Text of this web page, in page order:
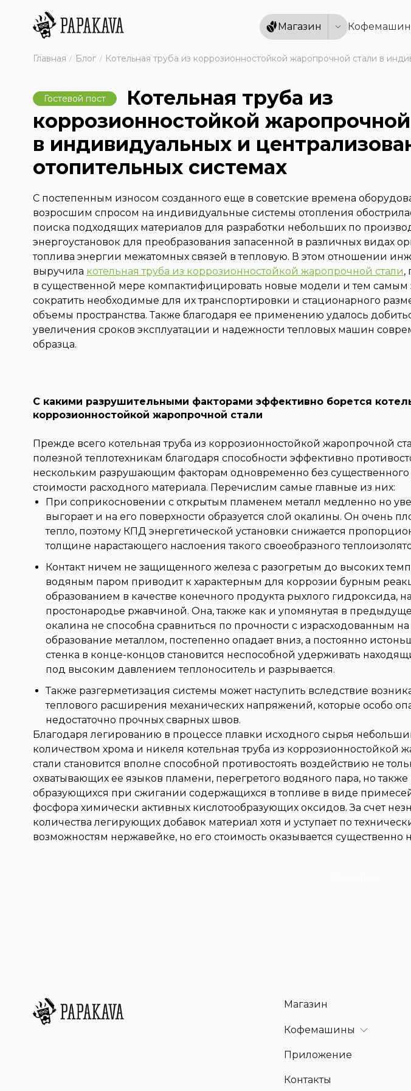
Магазин
Главная Блог Котельная труба из коррозионностойкой жаропрочной стали в
Гостевой пост
Котельная труба из
коррозионностойкой
в индивидуальных и
отопительных системах
С постепенным износом созданного еще в советские времена
возросшим спросом на индивидуальные системы отопления
поиска подходящих материалов для разработки небольших по
энергоустановок для преобразования запасенной в различных видах
топлива энергии межатомных связей в тепловую. В этом отношении
выручила котельная труба из коррозионностойкой жаропрочной стали,
в существенной мере компактифицировать новые модели и тем самым
сократить необходимые для их транспортировки и стационарного
объемы пространства. Также благодаря ее применению удалось
увеличения сроков эксплуатации и надежности тепловых машин
образца.
С какими разрушительными факторами эффективно борется
коррозионностойкой жаропрочной стали
Прежде всего котельная труба из коррозионностойкой жаропрочной
полезной теплотехникам благодаря способности эффективно
нескольким разрушающим факторам одновременно без существенного
стоимости расходного материала. Перечислим самые главные из них:
При соприкосновении с открытым пламенем металл медленно но
выгорает и на его поверхности образуется слой окалины. Он очень
тепло, поэтому КПД энергетической установки снижается
толщине нарастающего наслоения такого своеобразного
Контакт ничем не защищенного железа с разогретым до высоких
водяным паром приводит к характерным для коррозии бурным
образованием в качестве конечного продукта рыхлого гидроксида,
простонародье ржавчиной. Она, также как и упомянутая в
окалина не способна сравниться по прочности с израсходованным на
образование металлом, постепенно опадает вниз, а постоянно
стенка в конце-концов становится неспособной удерживать
под высоким давлением теплоноситель и разрывается.
Также разгерметизация системы может наступить вследствие
теплового расширения механических напряжений, которые особо
недостаточно прочных сварных швов.
Благодаря легированию в процессе плавки исходного сырья
количеством хрома и никеля котельная труба из коррозионностойкой
стали становится вполне способной противостоять воздействию не
охватывающих ее языков пламени, перегретого водяного пара, но также
образующихся при сжигании содержащихся в топливе в виде
фосфора химически активных кислотообразующих оксидов. За счет
количества легирующих добавок материал хотя и уступает по
возможностям нержавейке, но его стоимость оказывается существенно
Магазин
Кофемашины
Приложение
Контакты